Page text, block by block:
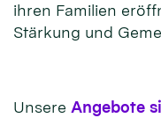
ihren Familien
Stärkung und
Unsere Angebote